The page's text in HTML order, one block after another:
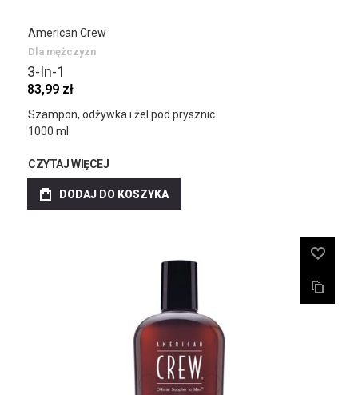
American Crew
Dla mężczyzn
3-In-1
83,99 zł
Szampon, odżywka i żel pod prysznic
1000 ml
CZYTAJ WIĘCEJ
DODAJ DO KOSZYKA